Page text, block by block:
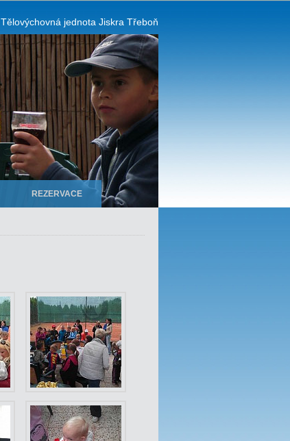
Tělovýchovná jednota Jiskra Třeboň
REZERVACE